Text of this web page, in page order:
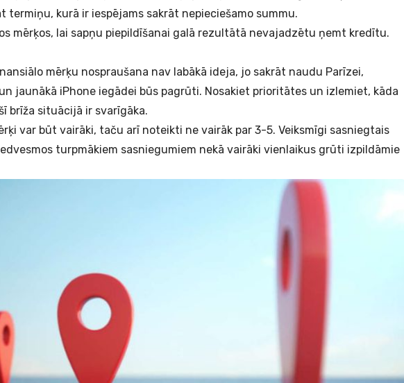
termiņu, kurā ir iespējams sakrāt nepieciešamo summu.
mērķos, lai sapņu piepildīšanai galā rezultātā nevajadzētu ņemt kredītu.
mērķu nospraušana nav labākā ideja, jo sakrāt naudu Parīzei,
jaunākā iPhone iegādei būs pagrūti. Nosakiet prioritātes un izlemiet, kāda
brīža situācijā ir svarīgāka.
var būt vairāki, taču arī noteikti ne vairāk par 3-5. Veiksmīgi sasniegtais
turpmākiem sasniegumiem nekā vairāki vienlaikus grūti izpildāmie